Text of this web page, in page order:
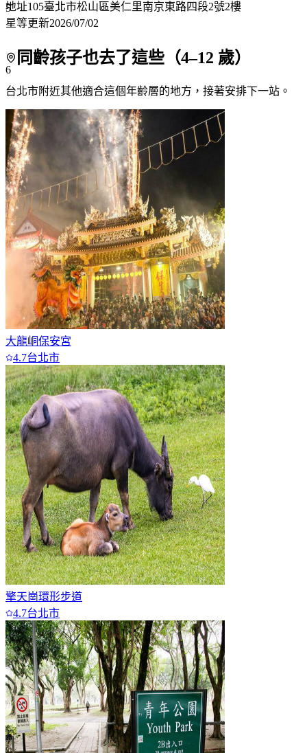
5
6
7+
地址105臺北市松山區美仁里南京東路四段2號2樓
星等更新2026/07/02
同齡孩子也去了這些（4–12 歲）
台北市附近其他適合這個年齡層的地方，接著安排下一站。
大龍峒保安宮
4.7台北市
擎天崗環形步道
4.7台北市